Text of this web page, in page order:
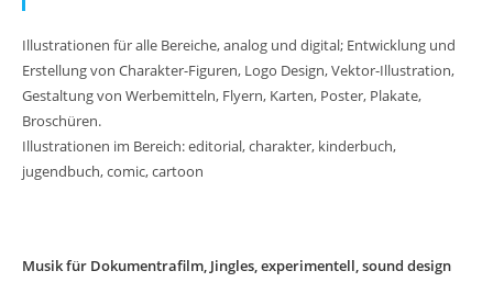
Illustrationen für alle Bereiche, analog und digital; Entwicklung und
Erstellung von Charakter-Figuren, Logo Design, Vektor-Illustration,
Gestaltung von Werbemitteln, Flyern, Karten, Poster, Plakate,
Broschüren.
Illustrationen im Bereich: editorial, charakter, kinderbuch,
jugendbuch, comic, cartoon
Musik für Dokumentrafilm, Jingles, experimentell, sound design